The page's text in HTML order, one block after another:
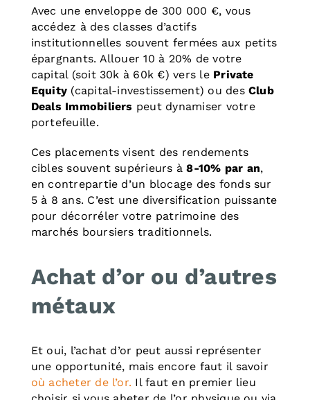
Avec une enveloppe de 300 000 €, vous
accédez à des classes d’actifs
institutionnelles souvent fermées aux petits
épargnants. Allouer 10 à 20% de votre
capital (soit 30k à 60k €) vers le Private
Equity (capital-investissement) ou des Club
Deals Immobiliers peut dynamiser votre
portefeuille.
Ces placements visent des rendements
cibles souvent supérieurs à8-10% par an,
en contrepartie d’un blocage des fonds sur
5 à 8 ans. C’est une diversification puissante
pour décorréler votre patrimoine des
marchés boursiers traditionnels.
Achat d’or ou d’autres
métaux
Et oui, l’achat d’or peut aussi représenter
une opportunité, mais encore faut il savoir
où acheter de l’or. Il faut en premier lieu